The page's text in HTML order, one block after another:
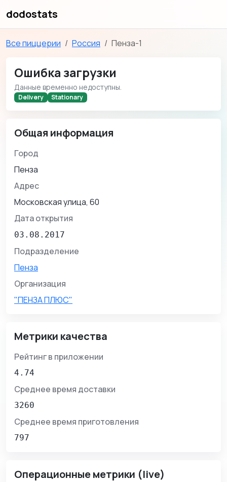
dodostats
Все пиццерии Россия Пенза-1
Ошибка загрузки
Данные временно недоступны.
Delivery Stationary
Общая информация
Город
Пенза
Адрес
Московская улица, 60
Дата открытия
03.08.2017
Подразделение
Пенза
Организация
"ПЕНЗА ПЛЮС"
Метрики качества
Рейтинг в приложении
4.74
Среднее время доставки
3260
Среднее время приготовления
797
Операционные метрики (live)